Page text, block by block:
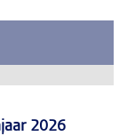
2026